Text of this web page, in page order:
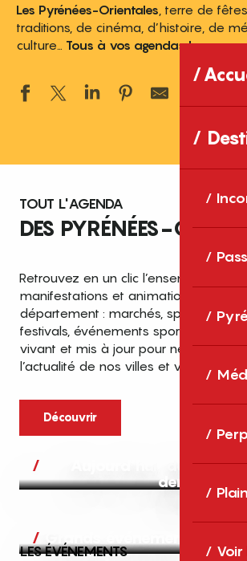
Les Pyrénées-Orientales , terre de
traditions, de cinéma, d’histoire, de
culture… Tous à vos agendas !
TOUT L'AGENDA
DES PYRÉNÉES-
Retrouvez en un clic l’ensemble des
manifestations et animations
département : marchés, spectacles,
festivals, événements sportifs et
vivant et mis à jour pour ne rien
l’actualité de nos villes et villages.
Découvrir
Aujourd’hui, demain
demain
Grands événements
LES ÉVÉNEMENTS